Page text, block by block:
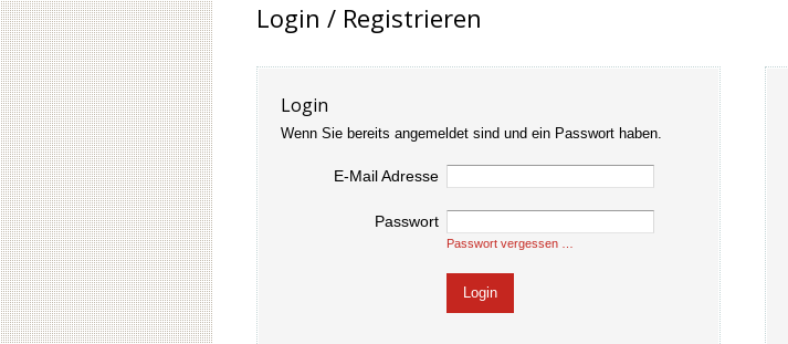
Login / Registrieren
Login
Wenn Sie bereits angemeldet sind und ein Passwort haben.
E-Mail Adresse
Passwort
Passwort vergessen …